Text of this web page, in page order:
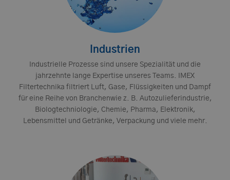
Industrien
Industrielle Prozesse sind unsere Spezialität und die
jahrzehnte lange Expertise unseres Teams. IMEX
Filtertechnika filtriert Luft, Gase, Flüssigkeiten und Dampf
für eine Reihe von Branchenwie z. B. Autozulieferindustrie,
Biologtechniologie, Chemie, Pharma, Elektronik,
Lebensmittel und Getränke, Verpackung und viele mehr.